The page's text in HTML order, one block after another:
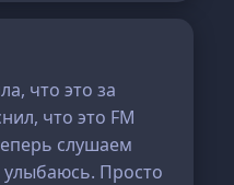
что это за
что это FM
слушаем
улыбаюсь. Просто